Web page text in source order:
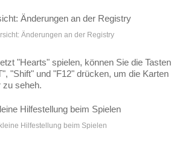
Änderungen an der Registry
"Hearts" spielen, können Sie die Tasten
"Shift" und "F12" drücken, um die Karten
zu seheh.
kleine Hilfestellung beim Spielen